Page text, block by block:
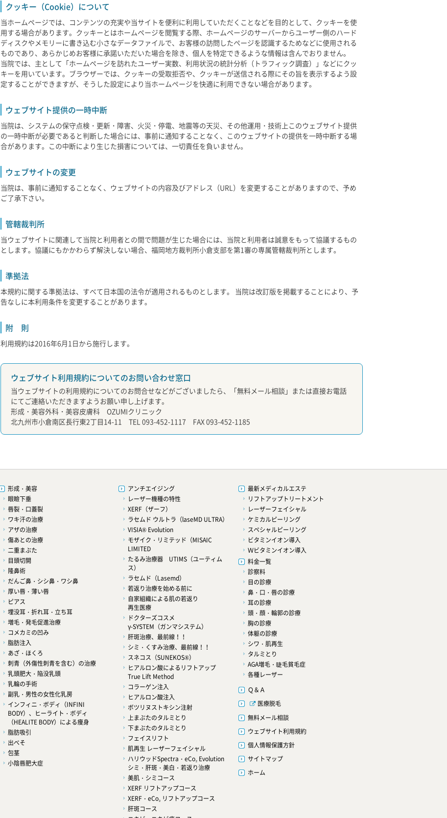
クッキー（Cookie）について
当ホームページでは、コンテンツの充実や当サイトを便利に利用していただくことなどを目的として、クッキーを使
用する場合があります。クッキーとはホームページを閲覧する際、ホームページのサーバーからユーザー側のハード
ディスクやメモリーに書き込む小さなデータファイルで、お客様の訪問したページを認識するためなどに使用される
ものであり、あらかじめお客様に承諾いただいた場合を除き、個人を特定できるような情報は含んでおりません。
当院では、主として「ホームページを訪れたユーザー実数、利用状況の統計分析（トラフィック調査）」などにクッ
キーを用いています。ブラウザーでは、クッキーの受取拒否や、クッキーが送信される際にその旨を表示するよう設
定することができますが、そうした設定により当ホームページを快適に利用できない場合があります。
ウェブサイト提供の一時中断
当院は、システムの保守点検・更新・障害、火災・停電、地震等の天災、その他運用・技術上このウェブサイト提供
の一時中断が必要であると判断した場合には、事前に通知することなく、このウェブサイトの提供を一時中断する場
合があります。この中断により生じた損害については、一切責任を負いません。
ウェブサイトの変更
当院は、事前に通知することなく、ウェブサイトの内容及びアドレス（URL）を変更することがありますので、予め
ご了承下さい。
管轄裁判所
当ウェブサイトに関連して当院と利用者との間で問題が生じた場合には、当院と利用者は誠意をもって協議するもの
とします。協議にもかかわらず解決しない場合、福岡地方裁判所小倉支部を第1審の専属管轄裁判所とします。
準拠法
本規約に関する準拠法は、すべて日本国の法令が適用されるものとします。 当院は改訂版を掲載することにより、予
告なしに本利用条件を変更することがあります。
附 則
利用規約は2016年6月1日から施行します。
ウェブサイト利用規約についてのお問い合わせ窓口
当ウェブサイトの利用規約についてのお問合せなどがございましたら、「無料メール相談」または直接お電話
にてご連絡いただきますようお願い申し上げます。
形成・美容外科・美容皮膚科 OZUMIクリニック
北九州市小倉南区長行東2丁目14-11 TEL 093-452-1117 FAX 093-452-1185
形成・美容
眼瞼下垂
唇裂・口蓋裂
ワキ汗の治療
アザの治療
傷あとの治療
二重まぶた
目頭切開
隆鼻術
だんご鼻・シシ鼻・ワシ鼻
厚い唇・薄い唇
ピアス
埋没耳・折れ耳・立ち耳
増毛・発毛促進治療
コメカミの凹み
脂肪注入
あざ・ほくろ
刺青（外傷性刺青を含む）の治療
乳頭肥大・陥没乳頭
乳輪の手術
副乳・男性の女性化乳房
インフィニ・ボディ（INFINI
BODY）、ヒーライト・ボディ
（HEALITE BODY）による痩身
脂肪吸引
出べそ
包茎
小陰唇肥大症
アンチエイジング
レーザー機種の特性
XERF（ザーフ）
ラセムド ウルトラ（laseMD ULTRA）
VISIA® Evolution
モザイク・リミテッド（MISAIC
LIMITED
たるみ治療器 UTIMS（ユーティム
ス）
ラセムド（Lasemd）
若返り治療を始める前に
自家組織による肌の若返り
再生医療
ドクターズコスメ
γ-SYSTEM（ガンマシステム）
肝斑治療、最前線！！
シミ・くすみ治療、最前線！！
スネコス（SUNEKOS®）
ヒアルロン酸によるリフトアップ
True Lift Method
コラーゲン注入
ヒアルロン酸注入
ボツリヌストキシン注射
上まぶたのタルミとり
下まぶたのタルミとり
フェイスリフト
肌再生 レーザーフェイシャル
ハリウッドSpectra・eCo₂ Evolution
シミ・肝斑・美白・若返り治療
美肌・シミコース
XERF リフトアップコース
XERF・eCo₂ リフトアップコース
肝斑コース
最新メディカルエステ
リフトアップトリートメント
レーザーフェイシャル
ケミカルピーリング
スペシャルピーリング
ビタミンイオン導入
Ｗビタミンイオン導入
料金一覧
診察料
目の診療
鼻・口・唇の診療
耳の診療
頭・顔・輪郭の診療
胸の診療
体躯の診療
シワ・肌再生
タルミとり
AGA増毛・睫毛貧毛症
各種レーザー
Ｑ＆Ａ
医療脱毛
無料メール相談
ウェブサイト利用規約
個人情報保護方針
サイトマップ
ホーム